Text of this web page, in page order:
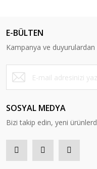
E-BÜLTEN
Kampanya ve
SOSYAL MEDYA
Bizi takip edin, yeni